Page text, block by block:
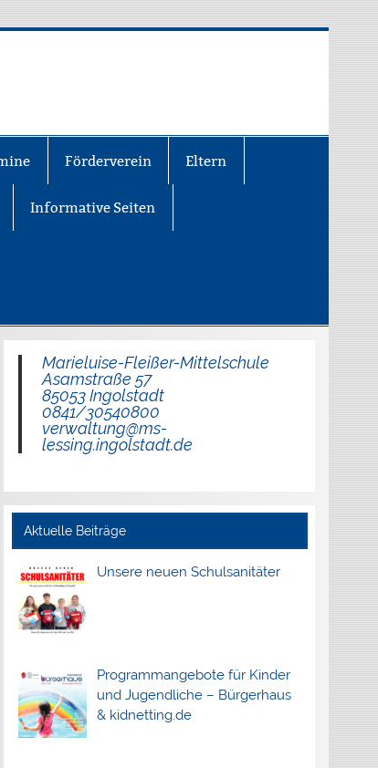
Förderverein Eltern
Informative Seiten
Marieluise-Fleißer-Mittelschule
Asamstraße 57
85053 Ingolstadt
0841/30540800
verwaltung@ms-
lessing.ingolstadt.de
Aktuelle Beiträge
Unsere neuen Schulsanitäter
Programmangebote für Kinder
und Jugendliche – Bürgerhaus
& kidnetting.de